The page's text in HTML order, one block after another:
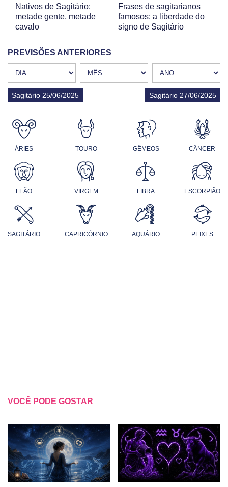
Nativos de Sagitário:
metade gente, metade
cavalo
Frases de sagitarianos
famosos: a liberdade do
signo de Sagitário
PREVISÕES ANTERIORES
Sagitário 25/06/2025 Sagitário 27/06/2025
ÁRIES TOURO GÊMEOS CÂNCER
LEÃO VIRGEM LIBRA ESCORPIÃO
SAGITÁRIO CAPRICÓRNIO AQUÁRIO PEIXES
VOCÊ PODE GOSTAR